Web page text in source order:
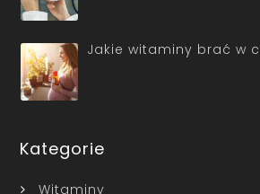
Jakie witaminy brać w
Kategorie
Witaminy